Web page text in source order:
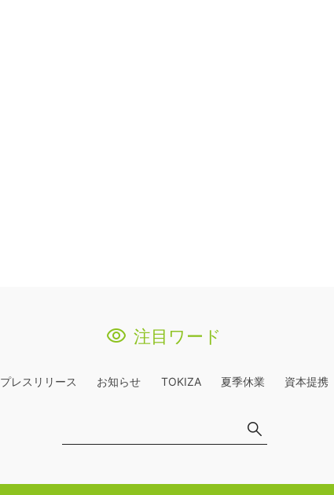
注目ワード
プレスリリース お知らせ TOKIZA 夏季休業 資本提携